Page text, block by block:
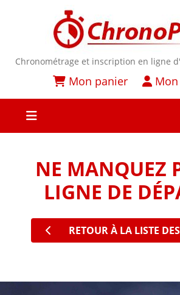
Chronométrage et inscription en ligne
Mon panier Mon
NE MANQUEZ
LIGNE DE
RETOUR À LA LISTE